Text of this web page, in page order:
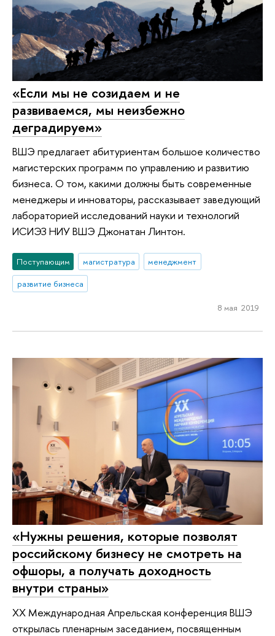
«Если мы не созидаем и не
развиваемся, мы неизбежно
деградируем»
ВШЭ предлагает абитуриентам большое количество
магистерских программ по управлению и развитию
бизнеса. О том, какими должны быть современные
менеджеры и инноваторы, рассказывает заведующий
лабораторией исследований науки и технологий
ИСИЭЗ НИУ ВШЭ Джонатан Линтон.
Поступающим магистратура
менеджмент
развитие бизнеса
8 мая 2019
«Нужны решения, которые позволят
российскому бизнесу не смотреть на
офшоры, а получать доходность
внутри страны»
XX Международная Апрельская конференция ВШЭ
открылась пленарным заседанием, посвященным